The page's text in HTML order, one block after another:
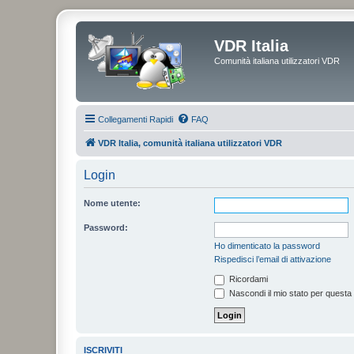
VDR Italia
Comunità italiana utilizzatori VDR
Collegamenti Rapidi FAQ
VDR Italia, comunità italiana utilizzatori VDR
Login
Nome utente:
Password:
Ho dimenticato la password
Rispedisci l’email di attivazione
Ricordami
Nascondi il mio stato per
ISCRIVITI